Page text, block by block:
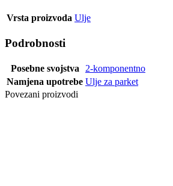
Vrsta proizvoda Ulje
Podrobnosti
Posebne svojstva
2-komponentno
Namjena upotrebe Ulje za parket
Povezani proizvodi